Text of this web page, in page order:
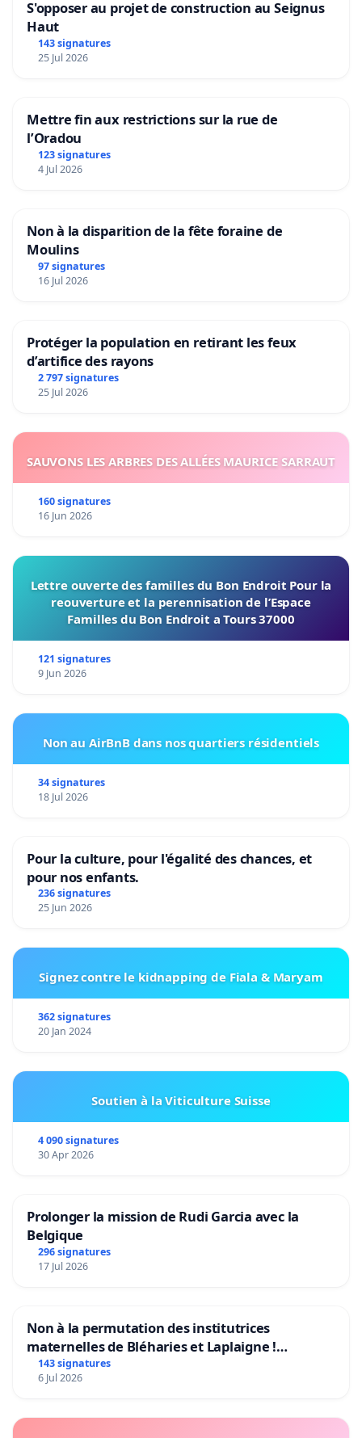
S'opposer au projet de construction au Seignus
Haut
143 signatures
25 Jul 2026
Mettre fin aux restrictions sur la rue de
l’Oradou
123 signatures
4 Jul 2026
Non à la disparition de la fête foraine de
Moulins
97 signatures
16 Jul 2026
Protéger la population en retirant les feux
d’artifice des rayons
2 797 signatures
25 Jul 2026
SAUVONS LES ARBRES DES ALLÉES MAURICE SARRAUT
160 signatures
16 Jun 2026
Lettre ouverte des familles du Bon Endroit Pour la
reouverture et la perennisation de l’Espace
Familles du Bon Endroit a Tours 37000
121 signatures
9 Jun 2026
Non au AirBnB dans nos quartiers résidentiels
34 signatures
18 Jul 2026
Pour la culture, pour l'égalité des chances, et
pour nos enfants.
236 signatures
25 Jun 2026
Signez contre le kidnapping de Fiala & Maryam
362 signatures
20 Jan 2024
Soutien à la Viticulture Suisse
4 090 signatures
30 Apr 2026
Prolonger la mission de Rudi Garcia avec la
Belgique
296 signatures
17 Jul 2026
Non à la permutation des institutrices
maternelles de Bléharies et Laplaigne !
Préservons la stabilité de nos enfants.
143 signatures
6 Jul 2026